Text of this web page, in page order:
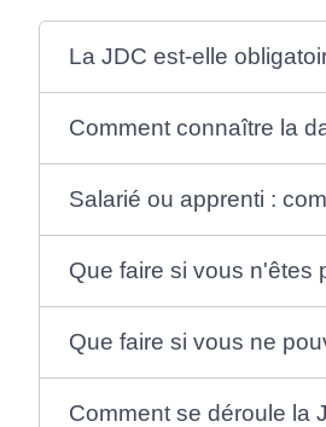
La JDC est-elle
Comment connaître la
Salarié ou apprenti :
Que faire si vous n'êtes
Que faire si vous ne
Comment se déroule la